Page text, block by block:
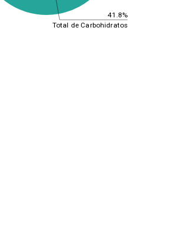
41.8%
Total de Carbohidratos